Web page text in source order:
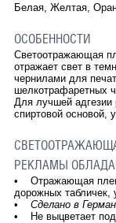
Белая, Желтая,
ОСОБЕННОСТИ
Светоотражающая
отражает свет в
чернилами для
шелкотрафаретных
Для лучшей адгезии
спиртовой основой,
РЕКЛАМЫ
• Отражающая
дорожных табличек,
• Сделано в
• Не выцветает